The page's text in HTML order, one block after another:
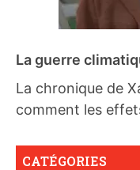
La guerre
La chronique de
comment les
CATÉGORIES